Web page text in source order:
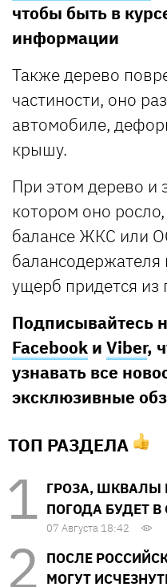
чтобы быть в
информации
Также дерево
частиности, оно
автомобиле,
крышу.
При этом дерево и
котором оно
балансе ЖКС или
балансодержателя
ущерб придется из
Подписывайтесь
Facebook и Viber,
узнавать все
эксклюзивные
ТОП РАЗДЕЛА
ГРОЗА, ШКВАЛЫ
ПОГОДА БУДЕТ
07 Августа 18:42
ПОСЛЕ
МОГУТ